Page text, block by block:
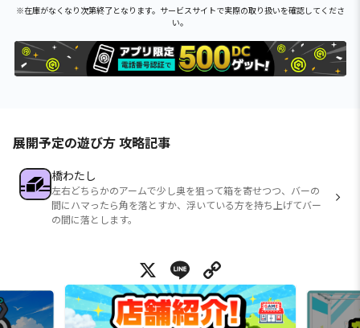
※在庫がなくなり次第終了となります。サービスサイトで実際の取り扱いを確認してくださ
い。
展開予定の遊び方 攻略記事
橋わたし
左右どちらかのアームで少し奥を狙って箱を寄せつつ、バーの
間にハマったら角を落とすか、浮いている方を持ち上げてバー
の間に落とします。
X Line